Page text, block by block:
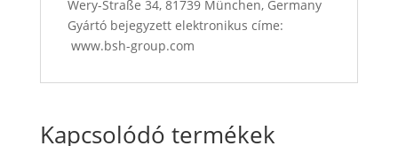
Wery-Straße 34, 81739 München, Germany
Gyártó bejegyzett elektronikus címe:
www.bsh-group.com
Kapcsolódó termékek